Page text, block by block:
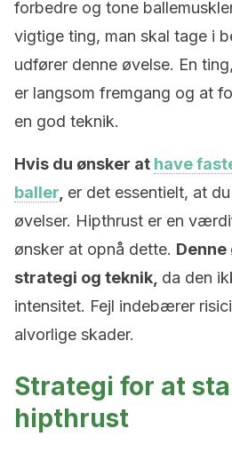
forbedre og tone
vigtige ting, man skal tage i
udfører denne øvelse. En
er langsom fremgang og at
en god teknik.
Hvis du ønsker at have
baller er det essentielt, at
øvelser. Hipthrust er en
ønsker at opnå dette.
strategi og teknik, da den
intensitet. Fejl indebærer
alvorlige skader.
Strategi for at
hipthrust